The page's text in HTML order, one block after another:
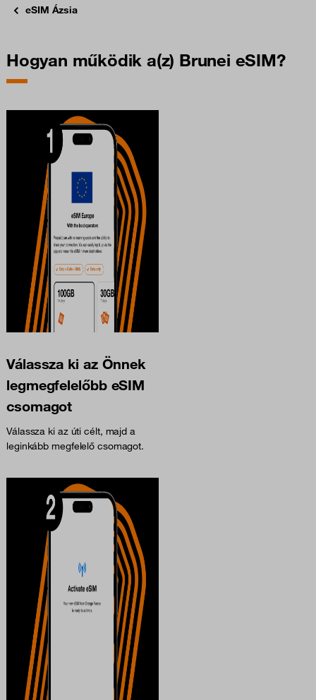
eSIM Ázsia
Hogyan működik a(z) Brunei eSIM?
Válassza ki az Önnek
legmegfelelőbb eSIM
csomagot
Válassza ki az úti célt, majd a
leginkább megfelelő csomagot.